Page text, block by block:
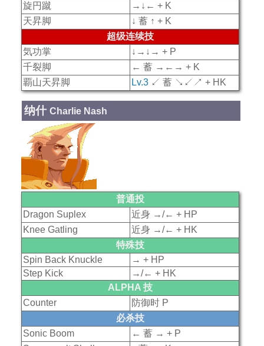
旋円蹴
→↓← + K
天昇脚
↓ 蓄 ↑ + K
超级连续技
気功掌
↓→↓→ + P
千裂脚
← 蓄 →←→ + K
覇山天昇脚
Lv.3 ↙ 蓄 ↘↙↗ + HK
纳什 Charlie Nash
普通投
Dragon Suplex
近身 →/← + HP
Knee Gatling
近身 →/← + HK
特殊技
Spin Back Knuckle
→ + HP
Step Kick
→/← + HK
ALPHA 技
Counter
防御时 P
必杀技
Sonic Boom
← 蓄 → + P